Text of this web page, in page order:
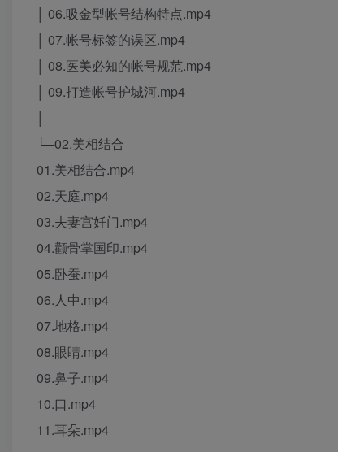
│ 06.吸金型帐号结构特点.mp4
│ 07.帐号标签的误区.mp4
│ 08.医美必知的帐号规范.mp4
│ 09.打造帐号护城河.mp4
└─02.美相结合
01.美相结合.mp4
02.天庭.mp4
03.夫妻宫奷门.mp4
04.颧骨掌国印.mp4
05.卧蚕.mp4
06.人中.mp4
07.地格.mp4
08.眼睛.mp4
09.鼻子.mp4
10.口.mp4
11.耳朵.mp4